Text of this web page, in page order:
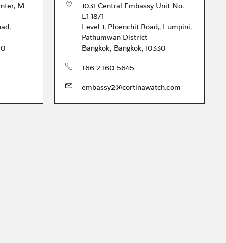
M
,
1031 Central Embassy Unit No.
L1-18/1
Level 1, Ploenchit Road,, Lumpini,
Pathumwan District
Bangkok, Bangkok, 10330
电话号码+66 2 160 5645
embassy2@cortinawatch.com